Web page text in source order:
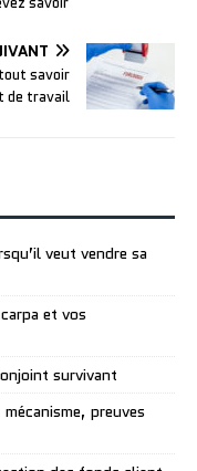
savoir
de travail
veut vendre sa
et vos
survivant
preuves